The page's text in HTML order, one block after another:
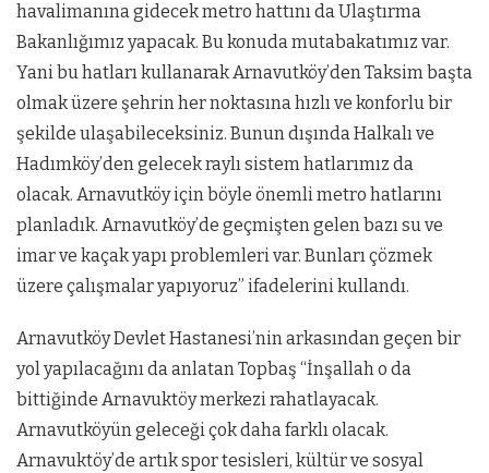
havalimanına gidecek metro hattını da Ulaştırma
Bakanlığımız yapacak. Bu konuda mutabakatımız var.
Yani bu hatları kullanarak Arnavutköy’den Taksim başta
olmak üzere şehrin her noktasına hızlı ve konforlu bir
şekilde ulaşabileceksiniz. Bunun dışında Halkalı ve
Hadımköy’den gelecek raylı sistem hatlarımız da
olacak. Arnavutköy için böyle önemli metro hatlarını
planladık. Arnavutköy’de geçmişten gelen bazı su ve
imar ve kaçak yapı problemleri var. Bunları çözmek
üzere çalışmalar yapıyoruz” ifadelerini kullandı.
Arnavutköy Devlet Hastanesi’nin arkasından geçen bir
yol yapılacağını da anlatan Topbaş “İnşallah o da
bittiğinde Arnavuktöy merkezi rahatlayacak.
Arnavutköyün geleceği çok daha farklı olacak.
Arnavuktöy’de artık spor tesisleri, kültür ve sosyal